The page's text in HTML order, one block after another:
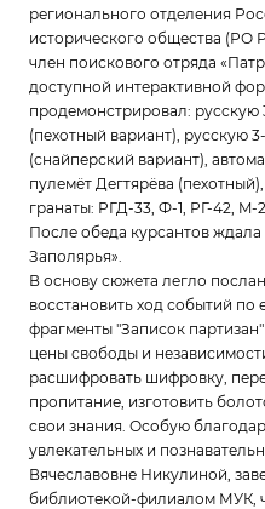
регионального отделения
исторического общества
член поискового отряда
доступной интерактивной
продемонстрировал:
(пехотный вариант), русскую
(снайперский вариант),
пулемёт Дегтярёва
гранаты: РГД-33, Ф-1, РГ-42, M-
После обеда курсантов
Заполярья».
В основу сюжета легло
восстановить ход событий по
фрагменты "Записок
цены свободы и
расшифровать шифровку,
пропитание, изготовить
свои знания. Особую
увлекательных и
Вячеславовне Никулиной,
библиотекой-филиалом МУК,